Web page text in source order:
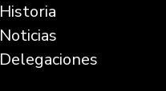
Historia
Noticias
Delegaciones